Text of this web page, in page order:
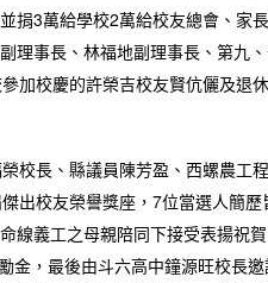
捐3萬給學校2萬給校友總會、家
理事長、林福地副理事長、第九
加校慶的許榮吉校友賢伉儷及退
校長、縣議員陳芳盈、西螺農工
出校友榮譽獎座，7位當選人簡
線義工之母親陪同下接受表揚祝
，最後由斗六高中鐘源旺校長